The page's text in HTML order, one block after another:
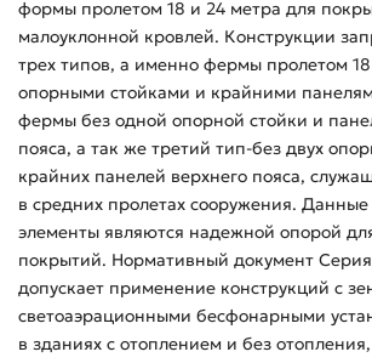
формы пролетом 18 и 24 метра для
малоуклонной кровлей. Конструкции
трех типов, а именно фермы пролетом
опорными стойками и крайними
фермы без одной опорной стойки и
пояса, а так же третий тип-без двух
крайних панелей верхнего пояса,
в средних пролетах сооружения.
элементы являются надежной опорой
покрытий. Нормативный документ Серия
допускает применение конструкций с
светоаэрационными бесфонарными
в зданиях с отоплением и без